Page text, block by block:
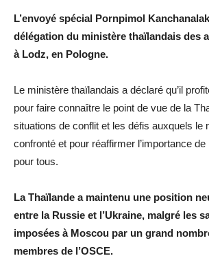
L’envoyé spécial Pornpimol
délégation du ministère thaïlandais des
à Lodz, en Pologne.
Le ministère thaïlandais a déclaré qu’il
pour faire connaître le point de vue de la
situations de conflit et les défis auxquels le
confronté et pour réaffirmer l’importance de
pour tous.
La Thaïlande a maintenu une position
entre la Russie et l’Ukraine, malgré les
imposées à Moscou par un grand
membres de l’OSCE.